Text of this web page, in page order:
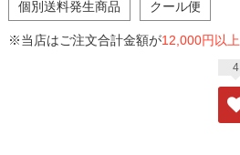
個別送料発生商品 クール便
※当店はご注文合計金額が12,000円以上
4